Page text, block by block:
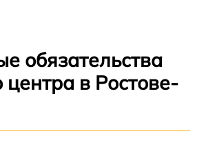
обязательства
центра в Ростове-